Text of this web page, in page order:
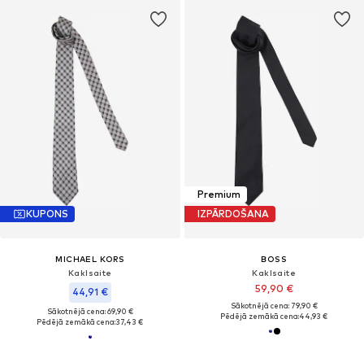
KUPONS
MICHAEL KORS
Kaklsaite
44,91 €
Sākotnējā cena: 69,90 €
Pēdējā zemākā cena:37,43 €
Premium
IZPĀRDOŠANA
BOSS
Kaklsaite
59,90 €
Sākotnējā cena: 79,90 €
Pēdējā zemākā cena:44,93 €